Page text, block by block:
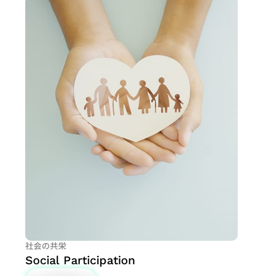
社会の共栄
Social Participation